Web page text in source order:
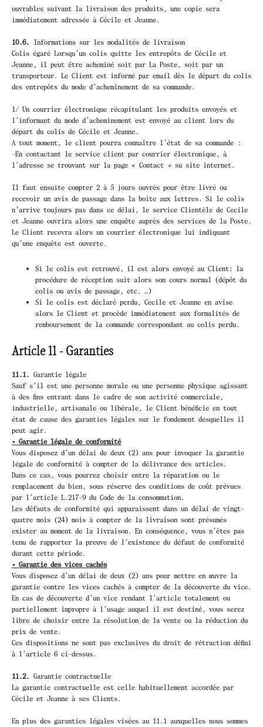
ouvrables suivant la livraison des produits, une copie sera
immédiatement adressée à Cécile et Jeanne.
10.6.
Informations sur les modalités de livraison
Colis égaré Lorsqu’un colis quitte les entrepôts de Cécile et
Jeanne, il peut être acheminé soit par La Poste, soit par un
transporteur. Le Client est informé par email dès le départ du colis
des entrepôts du mode d’acheminement de sa commande.
1/ Un courrier électronique récapitulant les produits envoyés et
l’informant du mode d’acheminement est envoyé au client lors du
départ du colis de Cécile et Jeanne.
A tout moment, le client pourra connaître l’état de sa commande :
-En contactant le service client par courrier électronique, à
l’adresse se trouvant sur la page « Contact » su site internet.
Il faut ensuite compter 2 à 5 jours ouvrés pour être livré ou
recevoir un avis de passage dans la boîte aux lettres. Si le colis
n’arrive toujours pas dans ce délai, le service Clientèle de Cecile
et Jeanne ouvrira alors une enquête auprès des services de la Poste.
Le Client recevra alors un courrier électronique lui indiquant
qu’une enquête est ouverte.
Si le colis est retrouvé, il est alors envoyé au Client: la
procédure de réception suit alors son cours normal (dépôt du
colis ou avis de passage, etc. …)
Si le colis est déclaré perdu, Cecile et Jeanne en avise
alors le Client et procède immédiatement aux formalités de
remboursement de la commande correspondant au colis perdu.
Article 11 - Garanties
11.1. Garantie légale
Sauf s’il est une personne morale ou une personne physique agissant
à des fins entrant dans le cadre de son activité commerciale,
industrielle, artisanale ou libérale, le Client bénéficie en tout
état de cause des garanties légales sur le fondement desquelles il
peut agir.
• Garantie légale de conformité
Vous disposez d’un délai de deux (2) ans pour invoquer la garantie
légale de conformité à compter de la délivrance des articles.
Dans ce cas, vous pourrez choisir entre la réparation ou le
remplacement du bien, sous réserve des conditions de coût prévues
par l’article L.217-9 du Code de la consommation.
Les défauts de conformité qui apparaissent dans un délai de vingt-
quatre mois (24) mois à compter de la livraison sont présumés
exister au moment de la livraison. En conséquence, vous n’êtes pas
tenu de rapporter la preuve de l’existence du défaut de conformité
durant cette période.
• Garantie des vices cachés
Vous disposez d’un délai de deux (2) ans pour mettre en œuvre la
garantie contre les vices cachés à compter de la découverte du vice.
En cas de découverte d’un vice rendant l’article totalement ou
partiellement impropre à l’usage auquel il est destiné, vous serez
libre de choisir entre la résolution de la vente ou la réduction du
prix de vente.
Ces dispositions ne sont pas exclusives du droit de rétraction défini
à l’article 6 ci-dessus.
11.2. Garantie contractuelle
La garantie contractuelle est celle habituellement accordée par
Cécile et Jeanne à ses Clients.
En plus des garanties légales visées au 11.1 auxquelles nous sommes